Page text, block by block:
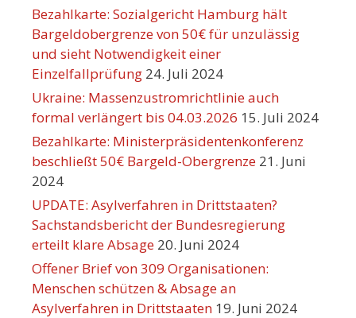
Bezahlkarte: Sozialgericht Hamburg hält
Bargeldobergrenze von 50€ für unzulässig
und sieht Notwendigkeit einer
Einzelfallprüfung 24. Juli 2024
Ukraine: Massenzustromrichtlinie auch
formal verlängert bis 04.03.2026 15. Juli 2024
Bezahlkarte: Ministerpräsidentenkonferenz
beschließt 50€ Bargeld-Obergrenze 21. Juni
2024
UPDATE: Asylverfahren in Drittstaaten?
Sachstandsbericht der Bundesregierung
erteilt klare Absage 20. Juni 2024
Offener Brief von 309 Organisationen:
Menschen schützen & Absage an
Asylverfahren in Drittstaaten 19. Juni 2024